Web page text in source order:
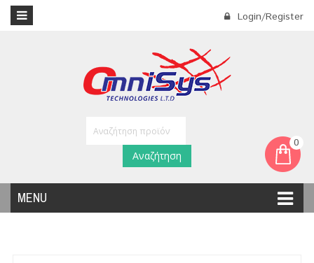
Login/Register
0
MENU
Αναζήτηση